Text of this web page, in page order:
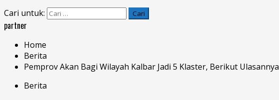
Cari untuk:
partner
Home
Berita
Pemprov Akan Bagi Wilayah Kalbar Jadi 5 Klaster, Berikut Ulasannya
Berita